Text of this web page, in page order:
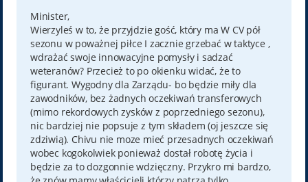
t
Minister,
Wierzyleś w to, że przyjdzie gość, który ma W CV pół
sezonu w poważnej piłce I zacznie grzebać w taktyce ,
wdrażać swoje innowacyjne pomysły i sadzać
weteranów? Przecież to po okienku widać, że to
figurant. Wygodny dla Zarządu- bo będzie miły dla
zawodników, bez żadnych oczekiwań transferowych
(mimo rekordowych zysków z poprzedniego sezonu),
nic bardziej nie popsuje z tym składem (oj jeszcze się
zdziwią). Chivu nie moze mieć przesadnych oczekiwań
wobec kogokolwiek ponieważ dostał robotę życia i
będzie za to dozgonnie wdzięczny. Przykro mi bardzo,